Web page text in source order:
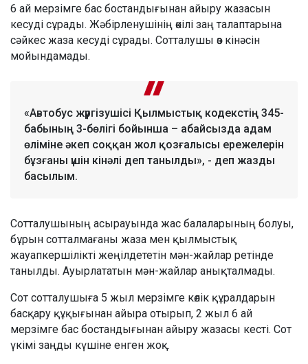
6 ай мерзімге бас бостандығынан айыру жазасын
кесуді сұрады. Жәбірленушінің өкілі заң талаптарына
сәйкес жаза кесуді сұрады. Сотталушы өз кінәсін
мойындамады.
«Автобус жүргізушісі Қылмыстық кодекстің 345-
бабының 3-бөлігі бойынша – абайсызда адам
өліміне әкеп соққан жол қозғалысы ережелерін
бұзғаны үшін кінәлі деп танылды», - деп жазды
басылым.
Сотталушының асырауында жас балаларының болуы,
бұрын сотталмағаны жаза мен қылмыстық
жауапкершілікті жеңілдететін мән-жайлар ретінде
танылды. Ауырлататын мән-жайлар анықталмады.
Сот сотталушыға 5 жыл мерзімге көлік құралдарын
басқару құқығынан айыра отырып, 2 жыл 6 ай
мерзімге бас бостандығынан айыру жазасы кесті. Сот
үкімі заңды күшіне енген жоқ.